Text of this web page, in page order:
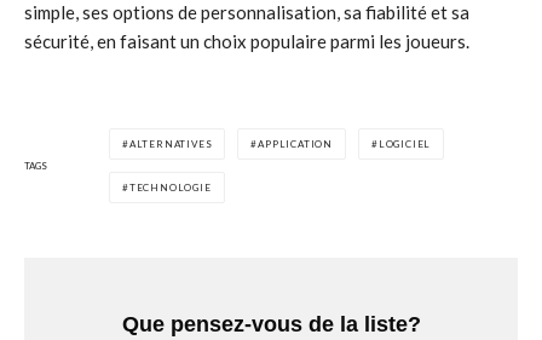
simple, ses options de personnalisation, sa fiabilité et sa
sécurité, en faisant un choix populaire parmi les joueurs.
TAGS
ALTERNATIVES APPLICATION LOGICIEL
TECHNOLOGIE
Que pensez-vous de la liste?